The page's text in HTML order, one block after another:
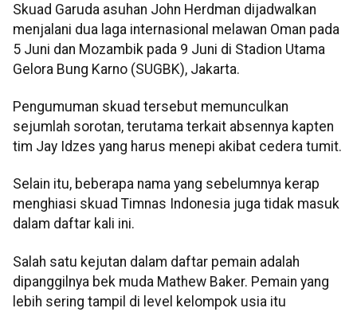
Skuad Garuda asuhan John Herdman dijadwalkan
menjalani dua laga internasional melawan Oman pada
5 Juni dan Mozambik pada 9 Juni di Stadion Utama
Gelora Bung Karno (SUGBK), Jakarta.
Pengumuman skuad tersebut memunculkan
sejumlah sorotan, terutama terkait absennya kapten
tim Jay Idzes yang harus menepi akibat cedera tumit.
Selain itu, beberapa nama yang sebelumnya kerap
menghiasi skuad Timnas Indonesia juga tidak masuk
dalam daftar kali ini.
Salah satu kejutan dalam daftar pemain adalah
dipanggilnya bek muda Mathew Baker. Pemain yang
lebih sering tampil di level kelompok usia itu